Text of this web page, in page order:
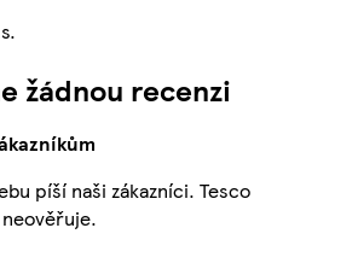
žádnou recenzi
píší naši zákazníci. Tesco